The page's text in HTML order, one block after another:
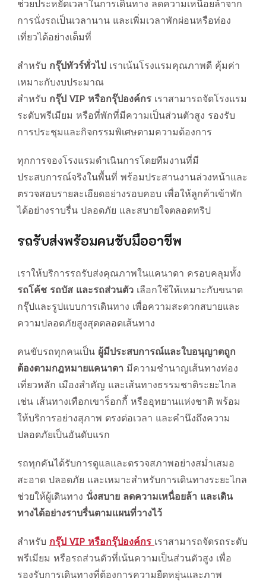
ช่วยประหยัดเวลาในการเดินทาง ลดความเหนื่อยล้าจาก
การนั่งรถเป็นเวลานาน และเพิ่มเวลาพักผ่อนหรือท่อง
เที่ยวได้อย่างเต็มที่
สำหรับ กรุ๊ปทัวร์ทั่วไป เราเน้นโรงแรมคุณภาพดี คุ้มค่า
เหมาะกับงบประมาณ
สำหรับ กรุ๊ป VIP หรือกรุ๊ปองค์กร เราสามารถจัดโรงแรม
ระดับพรีเมียม หรือที่พักที่มีความเป็นส่วนตัวสูง รองรับ
การประชุมและกิจกรรมพิเศษตามความต้องการ
ทุกการจองโรงแรมดำเนินการโดยทีมงานที่มี
ประสบการณ์จริงในพื้นที่ พร้อมประสานงานล่วงหน้าและ
ตรวจสอบรายละเอียดอย่างรอบคอบ เพื่อให้ลูกค้าเข้าพัก
ได้อย่างราบรื่น ปลอดภัย และสบายใจตลอดทริป
รถรับส่งพร้อมคนขับมืออาชีพ
เราให้บริการรถรับส่งคุณภาพในแคนาดา ครอบคลุมทั้ง
รถโค้ช รถบัส และรถส่วนตัว เลือกใช้ให้เหมาะกับขนาด
กรุ๊ปและรูปแบบการเดินทาง เพื่อความสะดวกสบายและ
ความปลอดภัยสูงสุดตลอดเส้นทาง
คนขับรถทุกคนเป็น ผู้มีประสบการณ์และใบอนุญาตถูก
ต้องตามกฎหมายแคนาดา มีความชำนาญเส้นทางท่อง
เที่ยวหลัก เมืองสำคัญ และเส้นทางธรรมชาติระยะไกล
เช่น เส้นทางเทือกเขาร็อกกี้ หรืออุทยานแห่งชาติ พร้อม
ให้บริการอย่างสุภาพ ตรงต่อเวลา และคำนึงถึงความ
ปลอดภัยเป็นอันดับแรก
รถทุกคันได้รับการดูแลและตรวจสภาพอย่างสม่ำเสมอ
สะอาด ปลอดภัย และเหมาะสำหรับการเดินทางระยะไกล
ช่วยให้ผู้เดินทาง นั่งสบาย ลดความเหนื่อยล้า และเดิน
ทางได้อย่างราบรื่นตามแผนที่วางไว้
สำหรับ กรุ๊ป VIP หรือกรุ๊ปองค์กร เราสามารถจัดรถระดับ
พรีเมียม หรือรถส่วนตัวที่เน้นความเป็นส่วนตัวสูง เพื่อ
รองรับการเดินทางที่ต้องการความยืดหยุ่นและภาพ